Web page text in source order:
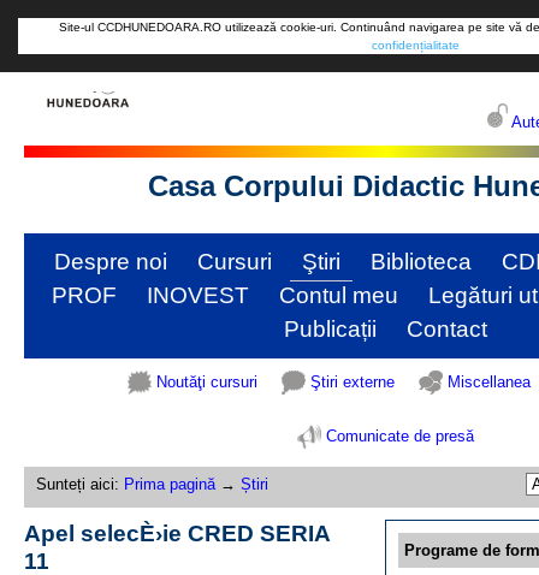
Site-ul CCDHUNEDOARA.RO utilizează cookie-uri. Continuând navigarea pe site vă
confidențialitate
Casa Corpului Didactic
Despre noi Cursuri Ştiri Biblioteca
PROF
INOVEST Contul meu
Legături
Publicații
Contact
Noutăţi cursuri Ştiri externe Miscellanea
Comunicate de presă
Sunteți aici: Prima pagină→ Știri
Programe de
Apel selecÈ›ie CRED SERIA
11